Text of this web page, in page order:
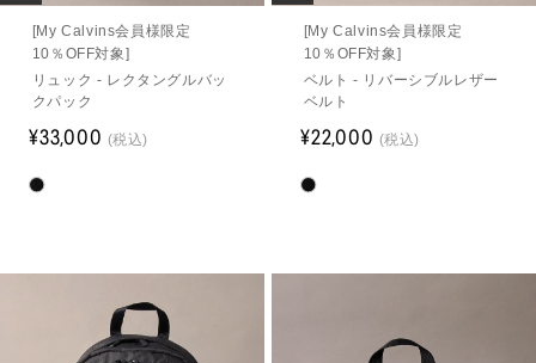
[My Calvins会員様限定
10％OFF対象]
リュック - レクタングルバッ
クパック
¥33,000 (税込)
[My Calvins会員様限定
10％OFF対象]
ベルト - リバーシブルレザー
ベルト
¥22,000 (税込)